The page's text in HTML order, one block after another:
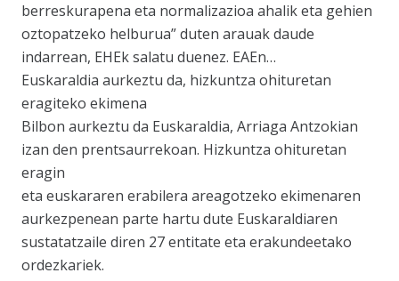
berreskurapena eta normalizazioa ahalik eta gehien
oztopatzeko helburua” duten arauak daude
indarrean, EHEk salatu duenez. EAEn…
Euskaraldia aurkeztu da, hizkuntza ohituretan
eragiteko ekimena
Bilbon aurkeztu da Euskaraldia, Arriaga Antzokian
izan den prentsaurrekoan. Hizkuntza ohituretan
eragin
eta euskararen erabilera areagotzeko ekimenaren
aurkezpenean parte hartu dute Euskaraldiaren
sustatatzaile diren 27 entitate eta erakundeetako
ordezkariek.